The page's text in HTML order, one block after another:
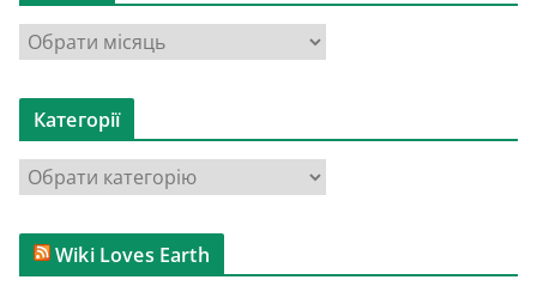
х
в
Категорії
т
Wiki Loves Earth